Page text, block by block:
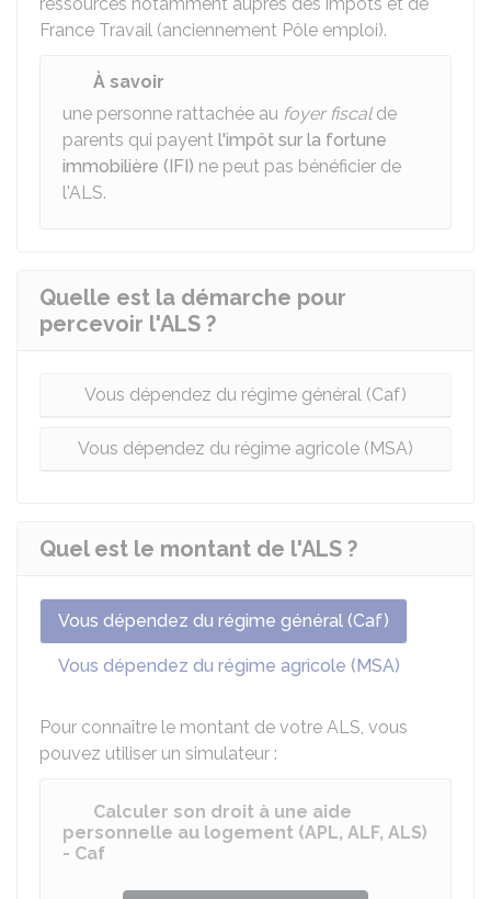
France Travail (anciennement Pôle emploi).
À savoir
une personne rattachée au foyer fiscalde
parents qui payent l'impôt sur la fortune
immobilière (IFI) ne peut pas bénéficier de
l'ALS.
Quelle est la démarche pour
percevoir l'ALS ?
Vous dépendez du régime général (Caf)
Vous dépendez du régime agricole (MSA)
Quel est le montant de l'ALS ?
Vous dépendez du régime général (Caf)
Vous dépendez du régime agricole (MSA)
Pour connaître le montant de votre ALS, vous
pouvez utiliser un simulateur :
Calculer son droit à une aide
personnelle au logement (APL, ALF, ALS)
- Caf